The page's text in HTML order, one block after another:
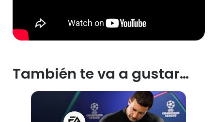
También te va a gustar…